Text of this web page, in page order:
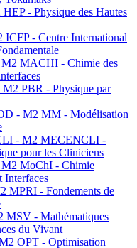
- Physique des Hautes
- Centre International
MACHI - Chimie des
PBR - Physique par
- M2 MM - Modélisation
- M2 MECENCLI -
pour les Cliniciens
MoChI - Chimie
Interfaces
MPRI - Fondements de
- Mathématiques
du Vivant
OPT - Optimisation